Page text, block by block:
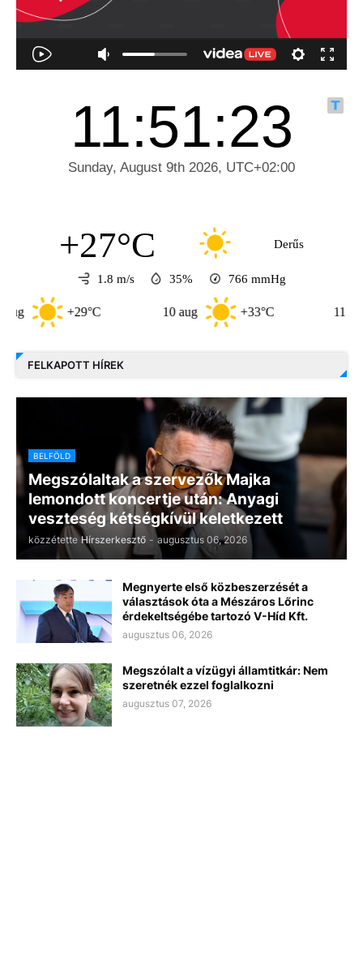
+27°C Derűs
1.8 m/s 35% 766 mmHg
+29°C +33°C
FELKAPOTT HÍREK
BELFÖLD
Megszólaltak a szervezők Majka
lemondott koncertje után: Anyagi
veszteség kétségkívül keletkezett
közzétette Hírszerkesztő - augusztus 06, 2026
Megnyerte első közbeszerzését a
választások óta a Mészáros Lőrinc
érdekeltségébe tartozó V-Híd Kft.
augusztus 06, 2026
Megszólalt a vízügyi államtitkár: Nem
szeretnék ezzel foglalkozni
augusztus 07, 2026